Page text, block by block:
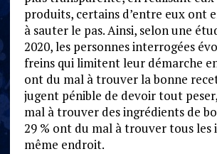
produits, certains d’entre eux ont
à sauter le pas. Ainsi, selon une
2020, les personnes interrogées
freins qui limitent leur démarche
ont du mal à trouver la bonne
jugent pénible de devoir tout
mal à trouver des ingrédients de
29 % ont du mal à trouver tous les
même endroit.